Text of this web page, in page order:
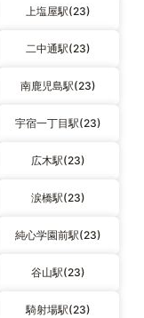
上塩屋駅(23)
二中通駅(23)
南鹿児島駅(23)
宇宿一丁目駅(23)
広木駅(23)
涙橋駅(23)
純心学園前駅(23)
谷山駅(23)
騎射場駅(23)